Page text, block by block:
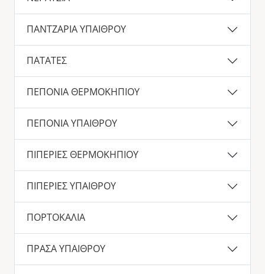
ΠΑΝΤΖΑΡΙΑ ΥΠΑΙΘΡΟΥ
ΠΑΤΑΤΕΣ
ΠΕΠΟΝΙΑ ΘΕΡΜΟΚΗΠΙΟΥ
ΠΕΠΟΝΙΑ ΥΠΑΙΘΡΟΥ
ΠΙΠΕΡΙΕΣ ΘΕΡΜΟΚΗΠΙΟΥ
ΠΙΠΕΡΙΕΣ ΥΠΑΙΘΡΟΥ
ΠΟΡΤΟΚΑΛΙΑ
ΠΡΑΣΑ ΥΠΑΙΘΡΟΥ